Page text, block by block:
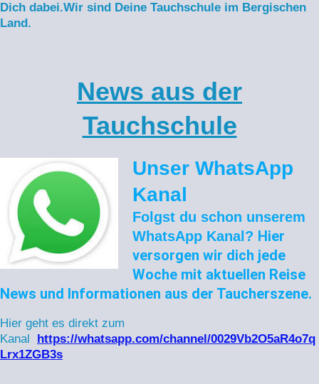
Dich dabei.Wir sind Deine Tauchschule im Bergischen
Land.
News aus der
Tauchschule
Unser WhatsApp
Kanal
Folgst du schon unserem
WhatsApp Kanal? Hier
versorgen wir dich jede
Woche mit aktuellen Reise
News und Informationen aus der Taucherszene.
Hier geht es direkt zum
Kanal https://whatsapp.com/channel/0029Vb2O5aR4o7q
Lrx1ZGB3s